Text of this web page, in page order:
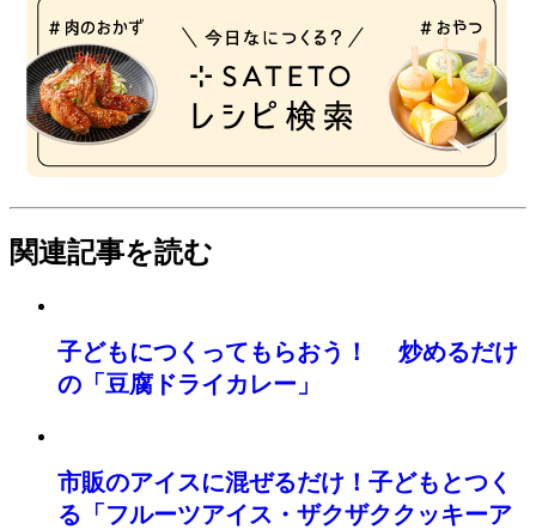
関連記事を読む
子どもにつくってもらおう！ 炒めるだけ
の「豆腐ドライカレー」
市販のアイスに混ぜるだけ！子どもとつく
る「フルーツアイス・ザクザククッキーア